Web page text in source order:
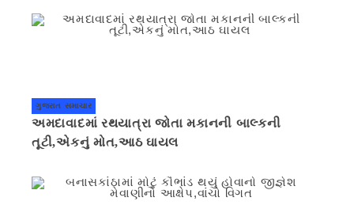
ગુજરાત સમાચાર
અમદાવાદમાં રથયાત્રા જોતા મકાનની બાલ્કની
તૂટી,એકનું મોત,આઠ ઘાયલ